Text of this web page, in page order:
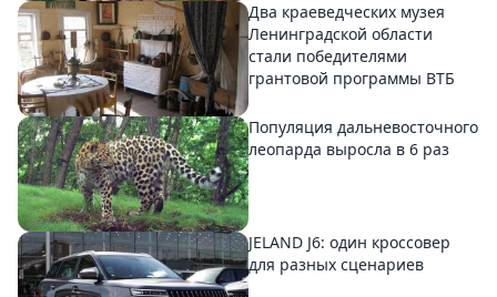
Два краеведческих музея
Ленинградской области
стали победителями
грантовой программы ВТБ
Популяция дальневосточного
леопарда выросла в 6 раз
JELAND J6: один кроссовер
для разных сценариев